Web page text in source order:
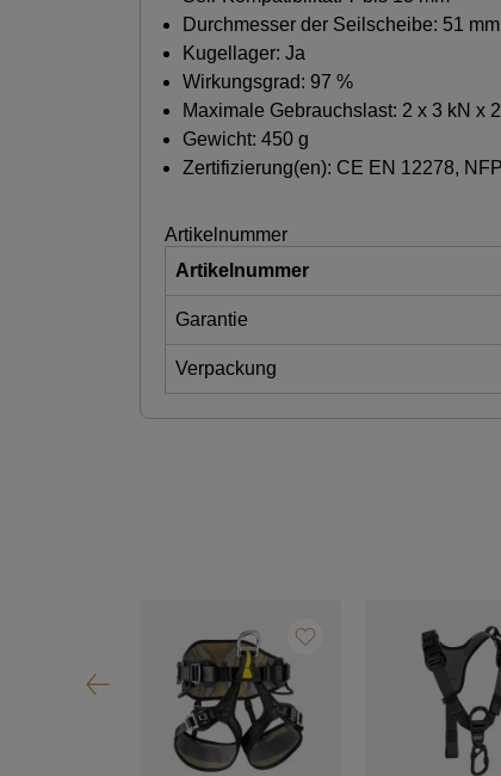
Durchmesser der Seilscheibe: 51 mm
Kugellager: Ja
Wirkungsgrad: 97 %
Maximale Gebrauchslast: 2 x 3 kN x
Gewicht: 450 g
Zertifizierung(en): CE EN 12278,
Artikelnummer
Artikelnummer
Garantie
Verpackung